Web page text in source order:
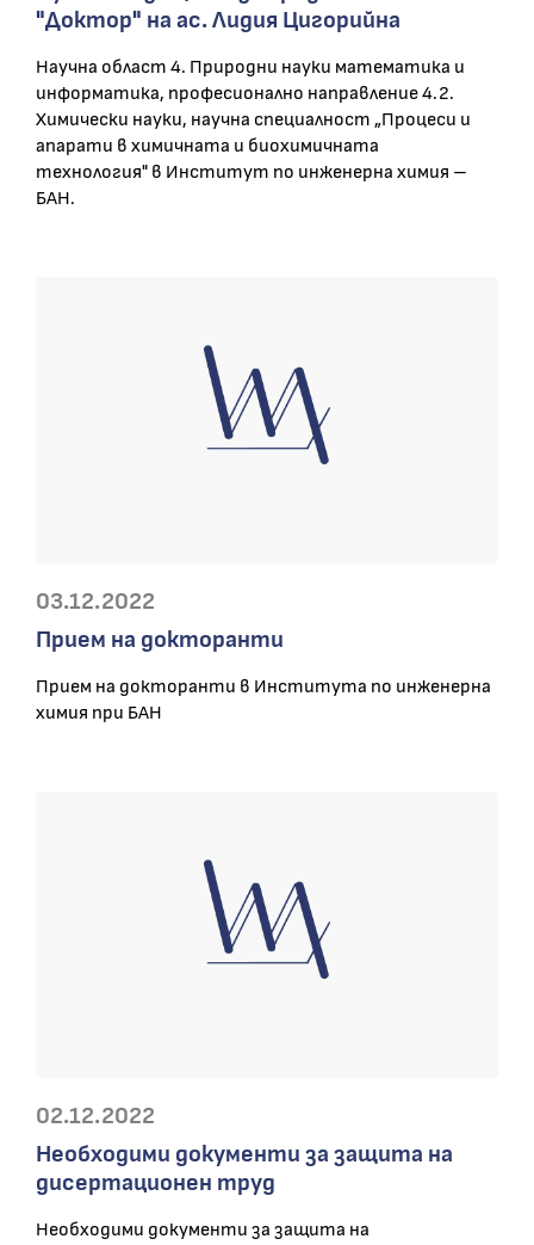
"Доктор" на ас. Лидия Цигорийна
Научна област 4. Природни науки математика и
информатика, професионално направление 4.2.
Химически науки, научна специалност „Процеси и
апарати в химичната и биохимичната
технология" в Институт по инженерна химия –
БАН.
03.12.2022
Прием на докторанти
Прием на докторанти в Института по инженерна
химия при БАН
02.12.2022
Необходими документи за защита на
дисертационен труд
Необходими документи за защита на